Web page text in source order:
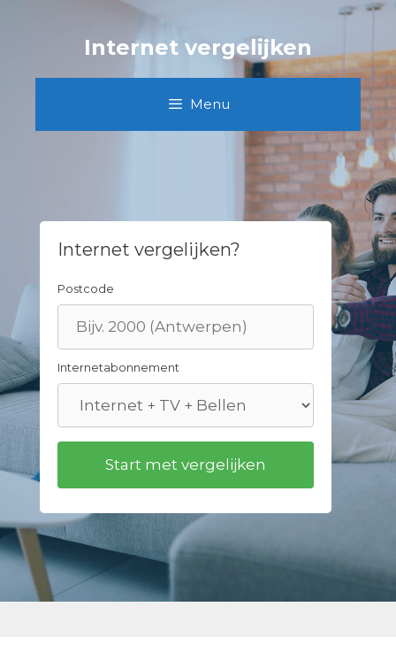
Internet vergelijken
Menu
Internet vergelijken?
Postcode
Internetabonnement